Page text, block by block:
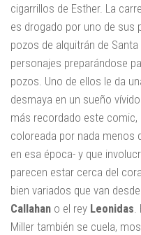
cigarrillos de Esther. La
es drogado por uno de sus
pozos de alquitrán de
personajes preparándose
pozos. Uno de ellos le da
desmaya en un sueño
más recordado este
coloreada por nada menos
en esa época- y que
parecen estar cerca del
bien variados que van desde
Callahan o el rey Leonidas.
Miller también se cuela,